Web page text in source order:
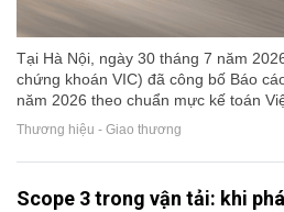
Tại Hà Nội, ngày 30 tháng 7 năm
chứng khoán VIC) đã công bố Báo
năm 2026 theo chuẩn mực kế toán
Thương hiệu - Giao thương
Scope 3 trong vận tải: khi